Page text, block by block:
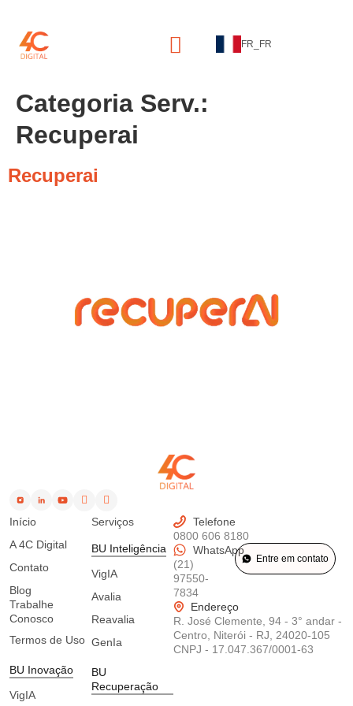
FR_FR
Categoria Serv.:
Recuperai
Recuperai
Início
A 4C Digital
Contato
Blog
Trabalhe
Conosco
Termos de Uso
BU Inovação
VigIA
BU Inteligência
VigIA
Avalia
Reavalia
GenIa
Serviços
BU
Recuperação
Telefone
0800 606 8180
WhatsApp
(21)
97550-
7834
Entre em contato
Endereço
R. José Clemente, 94 - 3° andar -
Centro, Niterói - RJ, 24020-105
CNPJ - 17.047.367/0001-63